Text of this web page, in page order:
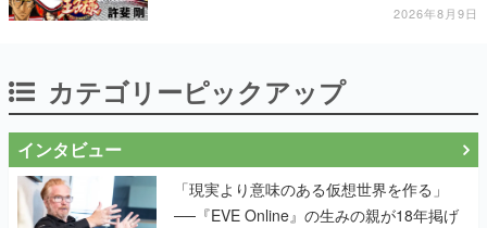
2026年8月9日
カテゴリーピックアップ
インタビュー
「現実より意味のある仮想世界を作る」
──『EVE Online』の生みの親が18年掲げ